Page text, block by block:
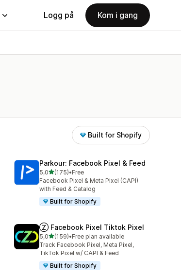
Logg på Kom i gang
Built for Shopify
Parkour: Facebook Pixel & Feed
5,0av 5 stjerner
(175)
Totalt 175 omtaler
•Free
Facebook Pixel & Meta Pixel (CAPI)
with Feed & Catalog
Built for Shopify
Ⓩ Facebook Pixel Tiktok Pixel
5,0av 5 stjerner
(159)
Totalt 159 omtaler
•Free plan available
Track Facebook Pixel, Meta Pixel,
TikTok Pixel w/ CAPI & Feed
Built for Shopify